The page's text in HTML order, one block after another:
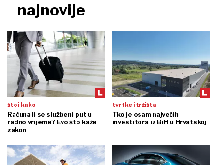
najnovije
što i kako
Računa li se službeni put u
radno vrijeme? Evo što kaže
zakon
tvrtke i tržišta
Tko je osam najvećih
investitora iz BiH u Hrvatskoj